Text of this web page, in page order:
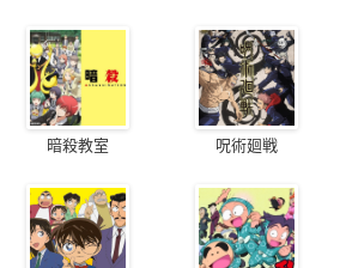
暗殺教室 呪術廻戦